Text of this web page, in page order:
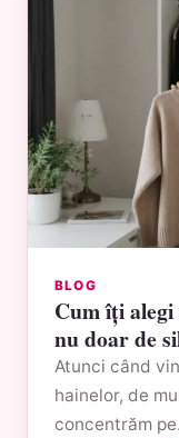
BLOG
Cum îți
nu doar de
Atunci când
hainelor, de
concentrăm